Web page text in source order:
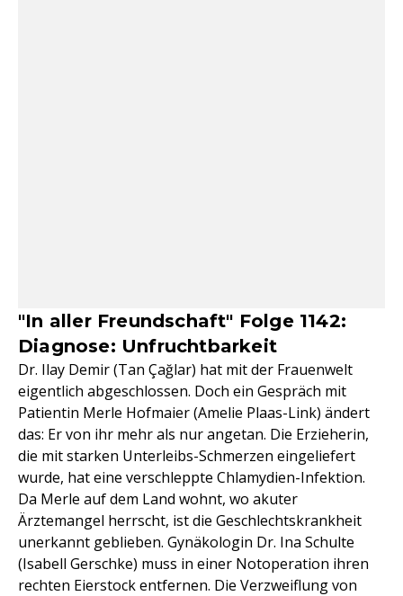
"In aller Freundschaft" Folge 1142:
Diagnose: Unfruchtbarkeit
Dr. Ilay Demir (Tan Çağlar) hat mit der Frauenwelt
eigentlich abgeschlossen. Doch ein Gespräch mit
Patientin Merle Hofmaier (Amelie Plaas-Link) ändert
das: Er von ihr mehr als nur angetan. Die Erzieherin,
die mit starken Unterleibs-Schmerzen eingeliefert
wurde, hat eine verschleppte Chlamydien-Infektion.
Da Merle auf dem Land wohnt, wo akuter
Ärztemangel herrscht, ist die Geschlechtskrankheit
unerkannt geblieben. Gynäkologin Dr. Ina Schulte
(Isabell Gerschke) muss in einer Notoperation ihren
rechten Eierstock entfernen. Die Verzweiflung von